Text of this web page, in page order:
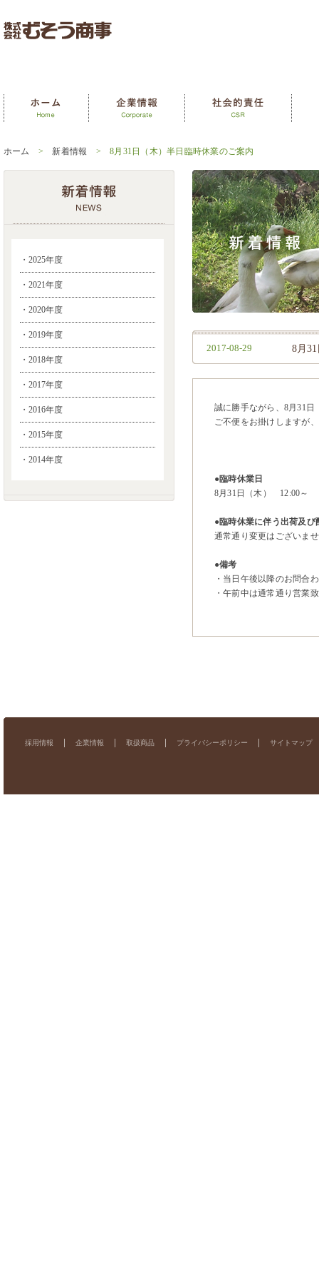
ホーム > 新着情報 > 8月31日（木）半日臨時休業のご案内
・2025年度
・2021年度
・2020年度
・2019年度
・2018年度
・2017年度
・2016年度
・2015年度
・2014年度
2017-08-29 8月
誠に勝手ながら、8月31
ご不便をお掛けしますが
●臨時休業日
8月31日（木） 12:00～
●臨時休業に伴う出荷及び
通常通り変更はございま
●備考
・当日午後以降のお問合
・午前中は通常通り営業
採用情報 企業情報 取扱商品 プライバシーポリシー サイトマップ